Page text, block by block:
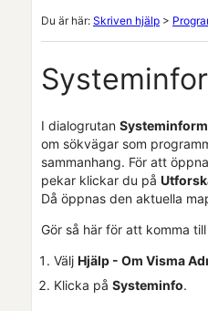
Du är här: Skriven hjälp >
I dialogrutan
om sökvägar som
sammanhang. För att
pekar klickar du på
Då öppnas den aktuella
Gör så här för att komma till
Välj Hjälp - Om Visma
Klicka på Systeminfo.